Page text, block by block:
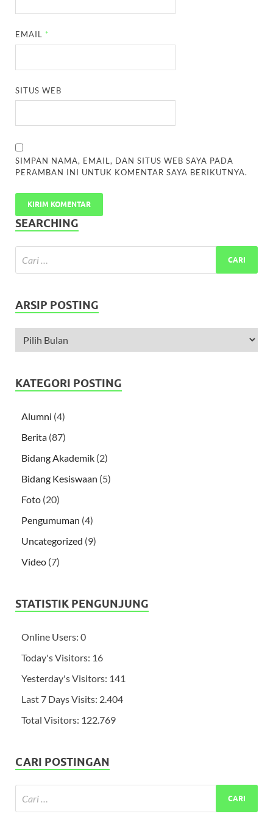
EMAIL *
SITUS WEB
SIMPAN NAMA, EMAIL, DAN SITUS WEB SAYA PADA
PERAMBAN INI UNTUK KOMENTAR SAYA BERIKUTNYA.
SEARCHING
ARSIP POSTING
KATEGORI POSTING
Alumni (4)
Berita (87)
Bidang Akademik (2)
Bidang Kesiswaan (5)
Foto (20)
Pengumuman (4)
Uncategorized (9)
Video (7)
STATISTIK PENGUNJUNG
Online Users: 0
Today's Visitors: 16
Yesterday's Visitors: 141
Last 7 Days Visits: 2.404
Total Visitors: 122.769
CARI POSTINGAN